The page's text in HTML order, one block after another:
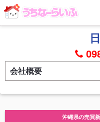
会社概要
沖縄県の売買